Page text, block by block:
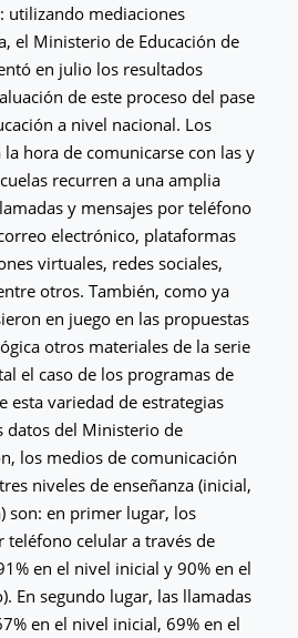
mediaciones
el Ministerio de Educación de
en julio los resultados
de este proceso del pase
a nivel nacional. Los
hora de comunicarse con las y
recurren a una amplia
y mensajes por teléfono
electrónico, plataformas
virtuales, redes sociales,
otros. También, como ya
en juego en las propuestas
otros materiales de la serie
el caso de los programas de
esta variedad de estrategias
datos del Ministerio de
los medios de comunicación
niveles de enseñanza (inicial,
son: en primer lugar, los
teléfono celular a través de
en el nivel inicial y 90% en el
En segundo lugar, las llamadas
en el nivel inicial, 69% en el